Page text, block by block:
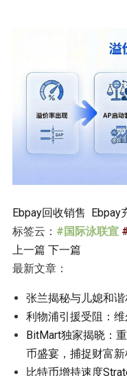
Ebpay回收销售 Ebpay
标签云： #国际泳联宣
上一篇 下一篇
最新文章：
张兰揭秘与儿媳和
利物浦引援受阻：
BitMart独家揭晓：
币盛宴，捕捉财富新
比特币增持速度